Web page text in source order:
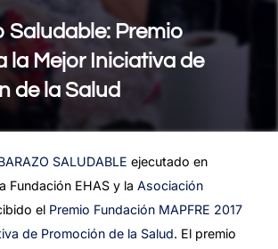
Saludable: Premio
la Mejor Iniciativa de
de la Salud
SALUDABLE ejecutado en
Fundación EHAS y la Asociación
el Premio Fundación MAPFRE 2017
de Promoción de la Salud. El premio